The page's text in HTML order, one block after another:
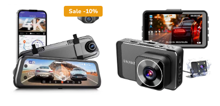
Sale -10%